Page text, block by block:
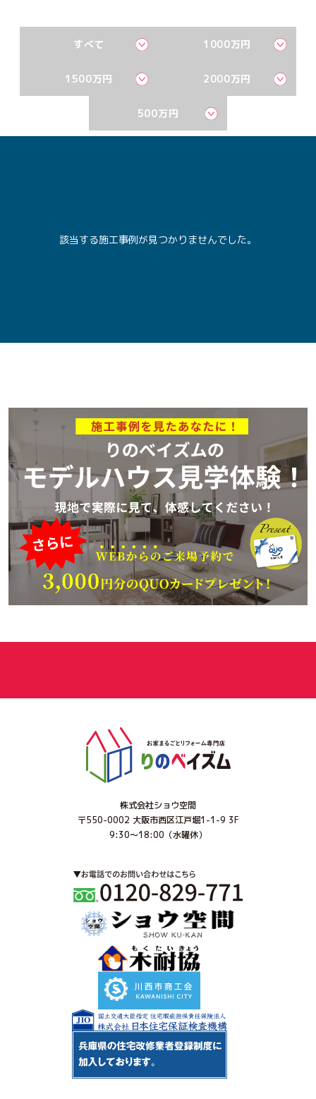
すべて 1000万円
1500万円 2000万円
500万円
該当する施工事例が見つかりませんでした。
株式会社ショウ空間
〒550-0002 大阪市西区江戸堀1-1-9 3F
9:30～18:00（水曜休）